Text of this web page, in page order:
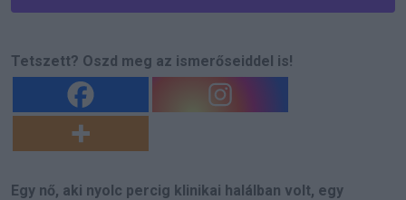
Tetszett? Oszd meg az ismerőseiddel is!
Egy nő, aki nyolc percig klinikai halálban volt, egy